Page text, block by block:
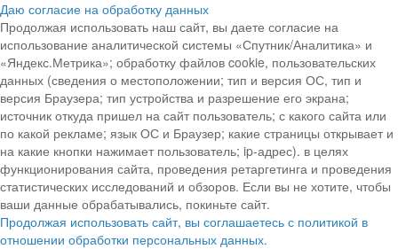
Даю согласие на обработку данных
Продолжая использовать наш сайт, вы даете согласие на
использование аналитической системы «Спутник/Аналитика» и
«Яндекс.Метрика»; обработку файлов cookie, пользовательских
данных (сведения о местоположении; тип и версия ОС, тип и
версия Браузера; тип устройства и разрешение его экрана;
источник откуда пришел на сайт пользователь; с какого сайта или
по какой рекламе; язык ОС и Браузер; какие страницы открывает и
на какие кнопки нажимает пользователь; ip-адрес). в целях
функционирования сайта, проведения ретаргетинга и проведения
статистических исследований и обзоров. Если вы не хотите, чтобы
ваши данные обрабатывались, покиньте сайт.
Продолжая использовать сайт, вы соглашаетесь с политикой в
отношении обработки персональных данных.